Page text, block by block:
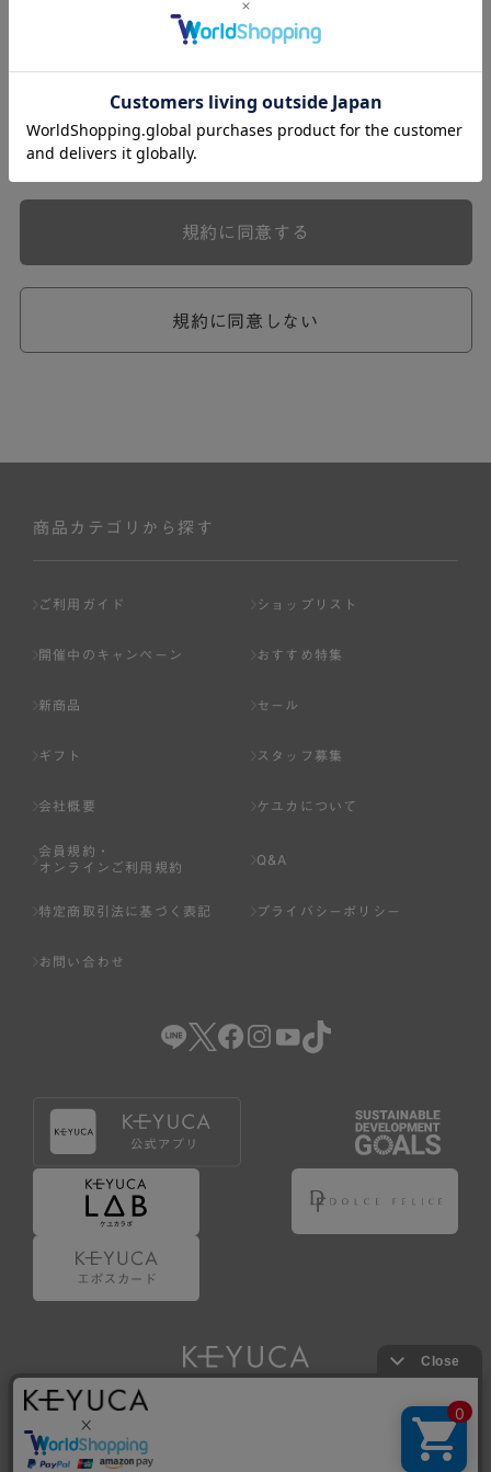
式会社ケユカ事業部（以下「弊社」といいます。）が提供
する一連のサービスに関し、弊社が次条の定めに従い入会
本規約は、会員と弊社との間のサービスの利用に関わる一
切の関係に適用されるものとします。
弊社が一連のサービスを提供するにあたり、本規約のほ
ら個別規定はその名称のいかんに関わらず、本規約の一部
めが優先されるものとします。
ません。
ページへの入力、または弊社が別途指定する方法に従って
基づき判断した場合は、弊社は、その登録を取り消すこと
のいずれかの事由に該当する場合は、その登録を拒否し、
または事前に通知することなく一旦なされた登録を取り消
いる場合。
（5） その他、本規約または個別規定に違反した場合。
4.会員登録が取り消された場合においても、当該会員は、
弊社とのお取引等により既に発生した支払義務等の取引上
の義務および本規約上の義務の履行責任を免れないものと
します。
5.仮登録とは、ケユカが提供するアプリ等でサービスを利
用するための簡易的な会員登録（以下「仮登録」といいま
6.仮登録をすることで、第9条のポイント付与を受けるこ
とができます。
7.仮登録状態はポイントの利用は行えず、第3条1項の通り
に登録完了することでポイント利用が行えるようになりま
す。
規約に同意しない
規約に同意する
商品カテゴリから探す
ご利用ガイド ショップリスト
開催中のキャンペーン おすすめ特集
新商品 セール
ギフト スタッフ募集
会社概要 ケユカについて
会員規約・
オンラインご利用規約
Q&A
特定商取引法に基づく表記 プライバシーポリシー
お問い合わせ
Copyright © KAWAJUN Co., Ltd. All Rights Reserved.